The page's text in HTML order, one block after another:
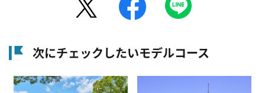
次にチェックしたいモデルコース